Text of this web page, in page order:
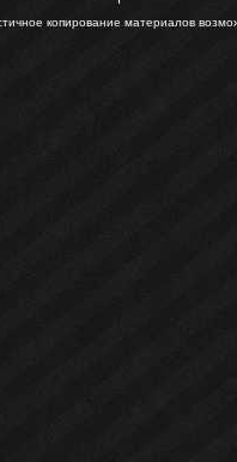
копирование материалов